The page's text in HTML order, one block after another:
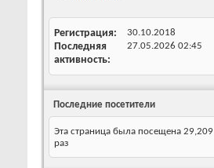
Регистрация 30.10.2018
Последняя
активность
27.05.2026 02:45
Последние посетители
Эта страница была посещена 29,209
раз